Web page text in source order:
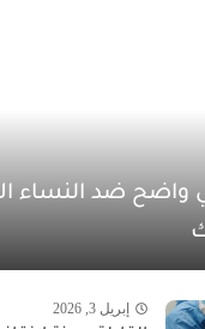
واضح ضد النساء
إبريل 3, 2026